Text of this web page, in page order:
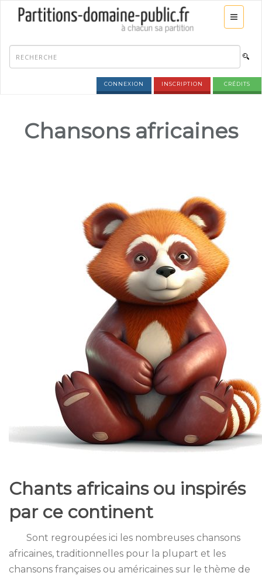
CONNEXION INSCRIPTION CRÉDITS
Chansons africaines
Chants africains ou inspirés
par ce continent
Sont regroupées ici les nombreuses chansons
africaines, traditionnelles pour la plupart et les
chansons françaises ou américaines sur le thème de